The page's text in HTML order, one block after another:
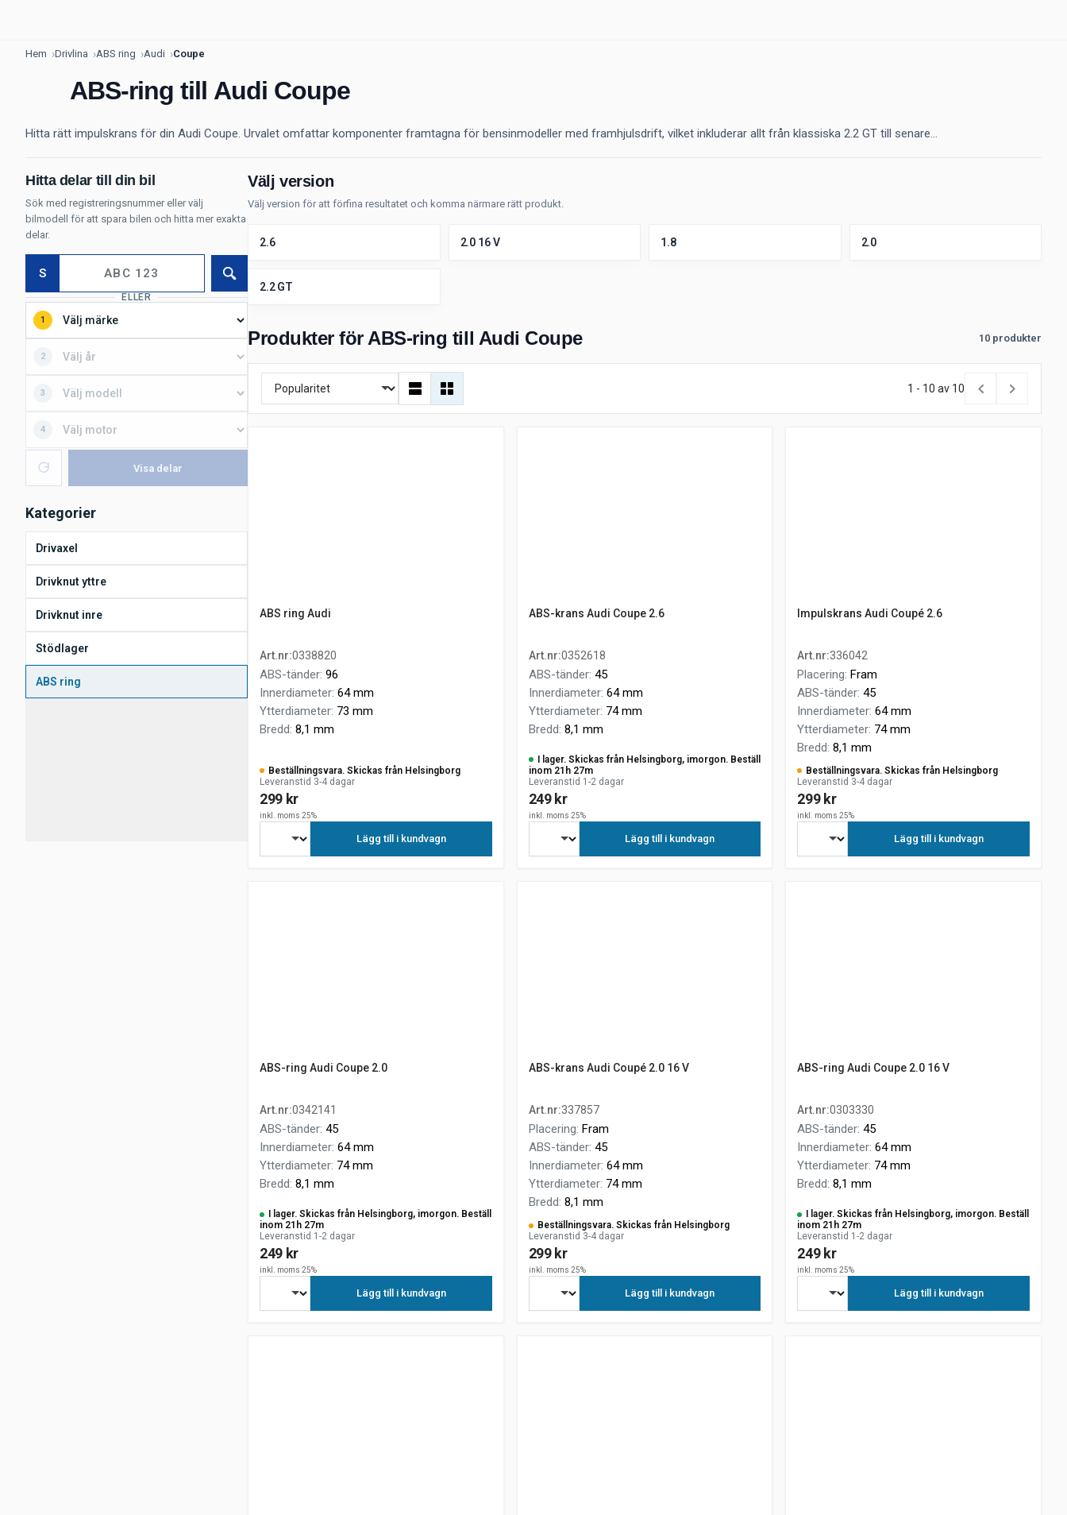
Hem Drivlina ABS ring Audi Coupe
ABS-ring till Audi Coupe
Hitta rätt impulskrans för din Audi Coupe. Urvalet omfattar komponenter framtagna för bensinmodeller med framhjulsdrift, vilket inkluderar allt från klassiska 2.2 GT till senare...
Hitta delar till din bil
Sök med registreringsnummer eller välj
bilmodell för att spara bilen och hitta mer exakta
delar.
S Sök
ELLER
1
2
3
4
Visa delar
Kategorier
Drivaxel
Drivknut yttre
Drivknut inre
Stödlager
ABS ring
Välj version
Välj version för att förfina resultatet och komma närmare rätt produkt.
2.6 2.0 16 V 1.8 2.0
2.2 GT
Produkter för ABS-ring till Audi Coupe 10 produkter
1 - 10 av 10
ABS ring Audi
Art.nr:0338820
ABS-tänder: 96
Innerdiameter: 64 mm
Ytterdiameter: 73 mm
Bredd: 8,1 mm
Beställningsvara. Skickas från Helsingborg
Leveranstid 3-4 dagar
299 kr
inkl. moms 25%
Lägg till i kundvagn
ABS-krans Audi Coupe 2.6
Art.nr:0352618
ABS-tänder: 45
Innerdiameter: 64 mm
Ytterdiameter: 74 mm
Bredd: 8,1 mm
I lager. Skickas från Helsingborg, imorgon. Beställ
inom 21h 27m
Leveranstid 1-2 dagar
249 kr
inkl. moms 25%
Lägg till i kundvagn
Impulskrans Audi Coupé 2.6
Art.nr:336042
Placering: Fram
ABS-tänder: 45
Innerdiameter: 64 mm
Ytterdiameter: 74 mm
Bredd: 8,1 mm
Beställningsvara. Skickas från Helsingborg
Leveranstid 3-4 dagar
299 kr
inkl. moms 25%
Lägg till i kundvagn
ABS-ring Audi Coupe 2.0
Art.nr:0342141
ABS-tänder: 45
Innerdiameter: 64 mm
Ytterdiameter: 74 mm
Bredd: 8,1 mm
I lager. Skickas från Helsingborg, imorgon. Beställ
inom 21h 27m
Leveranstid 1-2 dagar
249 kr
inkl. moms 25%
Lägg till i kundvagn
ABS-krans Audi Coupé 2.0 16 V
Art.nr:337857
Placering: Fram
ABS-tänder: 45
Innerdiameter: 64 mm
Ytterdiameter: 74 mm
Bredd: 8,1 mm
Beställningsvara. Skickas från Helsingborg
Leveranstid 3-4 dagar
299 kr
inkl. moms 25%
Lägg till i kundvagn
ABS-ring Audi Coupe 2.0 16 V
Art.nr:0303330
ABS-tänder: 45
Innerdiameter: 64 mm
Ytterdiameter: 74 mm
Bredd: 8,1 mm
I lager. Skickas från Helsingborg, imorgon. Beställ
inom 21h 27m
Leveranstid 1-2 dagar
249 kr
inkl. moms 25%
Lägg till i kundvagn